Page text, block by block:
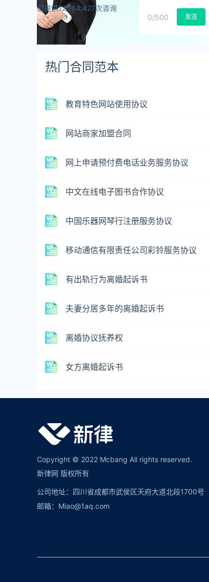
已提供12,164,427次咨询
0/500 发送
热门合同范本
教育特色网站使用协议
网站商家加盟合同
网上申请预付费电话业务服务协议
中文在线电子图书合作协议
中国乐器网琴行注册服务协议
移动通信有限责任公司彩铃服务协议
有出轨行为离婚起诉书
夫妻分居多年的离婚起诉书
离婚协议抚养权
女方离婚起诉书
Copyright © 2022 Mcbang All rights reserved.
新律网 版权所有
公司地址：四川省成都市武侯区天府大道北段1700号
邮箱：Miao@1aq.com